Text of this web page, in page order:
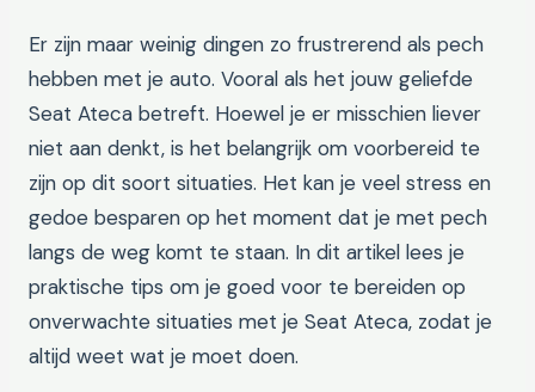
Er zijn maar weinig dingen zo frustrerend als pech
hebben met je auto. Vooral als het jouw geliefde
Seat Ateca betreft. Hoewel je er misschien liever
niet aan denkt, is het belangrijk om voorbereid te
zijn op dit soort situaties. Het kan je veel stress en
gedoe besparen op het moment dat je met pech
langs de weg komt te staan. In dit artikel lees je
praktische tips om je goed voor te bereiden op
onverwachte situaties met je Seat Ateca, zodat je
altijd weet wat je moet doen.